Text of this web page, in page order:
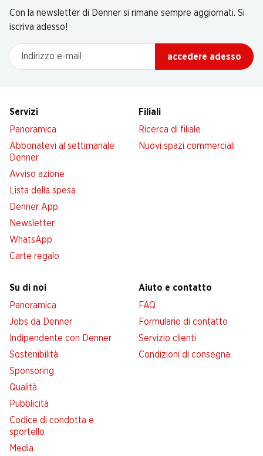
Con la newsletter di Denner si rimane sempre aggiornati. Si
iscriva adesso!
Indirizzo e-mail
accedere adesso
Servizi
Panoramica
Abbonatevi al settimanale
Denner
Avviso azione
Lista della spesa
Denner App
Newsletter
WhatsApp
Carte regalo
Filiali
Ricerca di filiale
Nuovi spazi commerciali
Su di noi
Panoramica
Jobs da Denner
Indipendente con Denner
Sostenibilità
Sponsoring
Qualità
Pubblicità
Codice di condotta e
sportello
Media
Aiuto e contatto
FAQ
Formulario di contatto
Servizio clienti
Condizioni di consegna